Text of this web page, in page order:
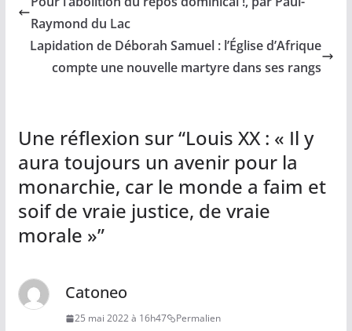
Raymond du Lac
Lapidation de Déborah Samuel : l’Église d’Afrique
compte une nouvelle martyre dans ses rangs
Une réflexion sur “Louis XX : « Il y
aura toujours un avenir pour la
monarchie, car le monde a faim et
soif de vraie justice, de vraie
morale »”
Catoneo
25 mai 2022 à 16h47 Permalien